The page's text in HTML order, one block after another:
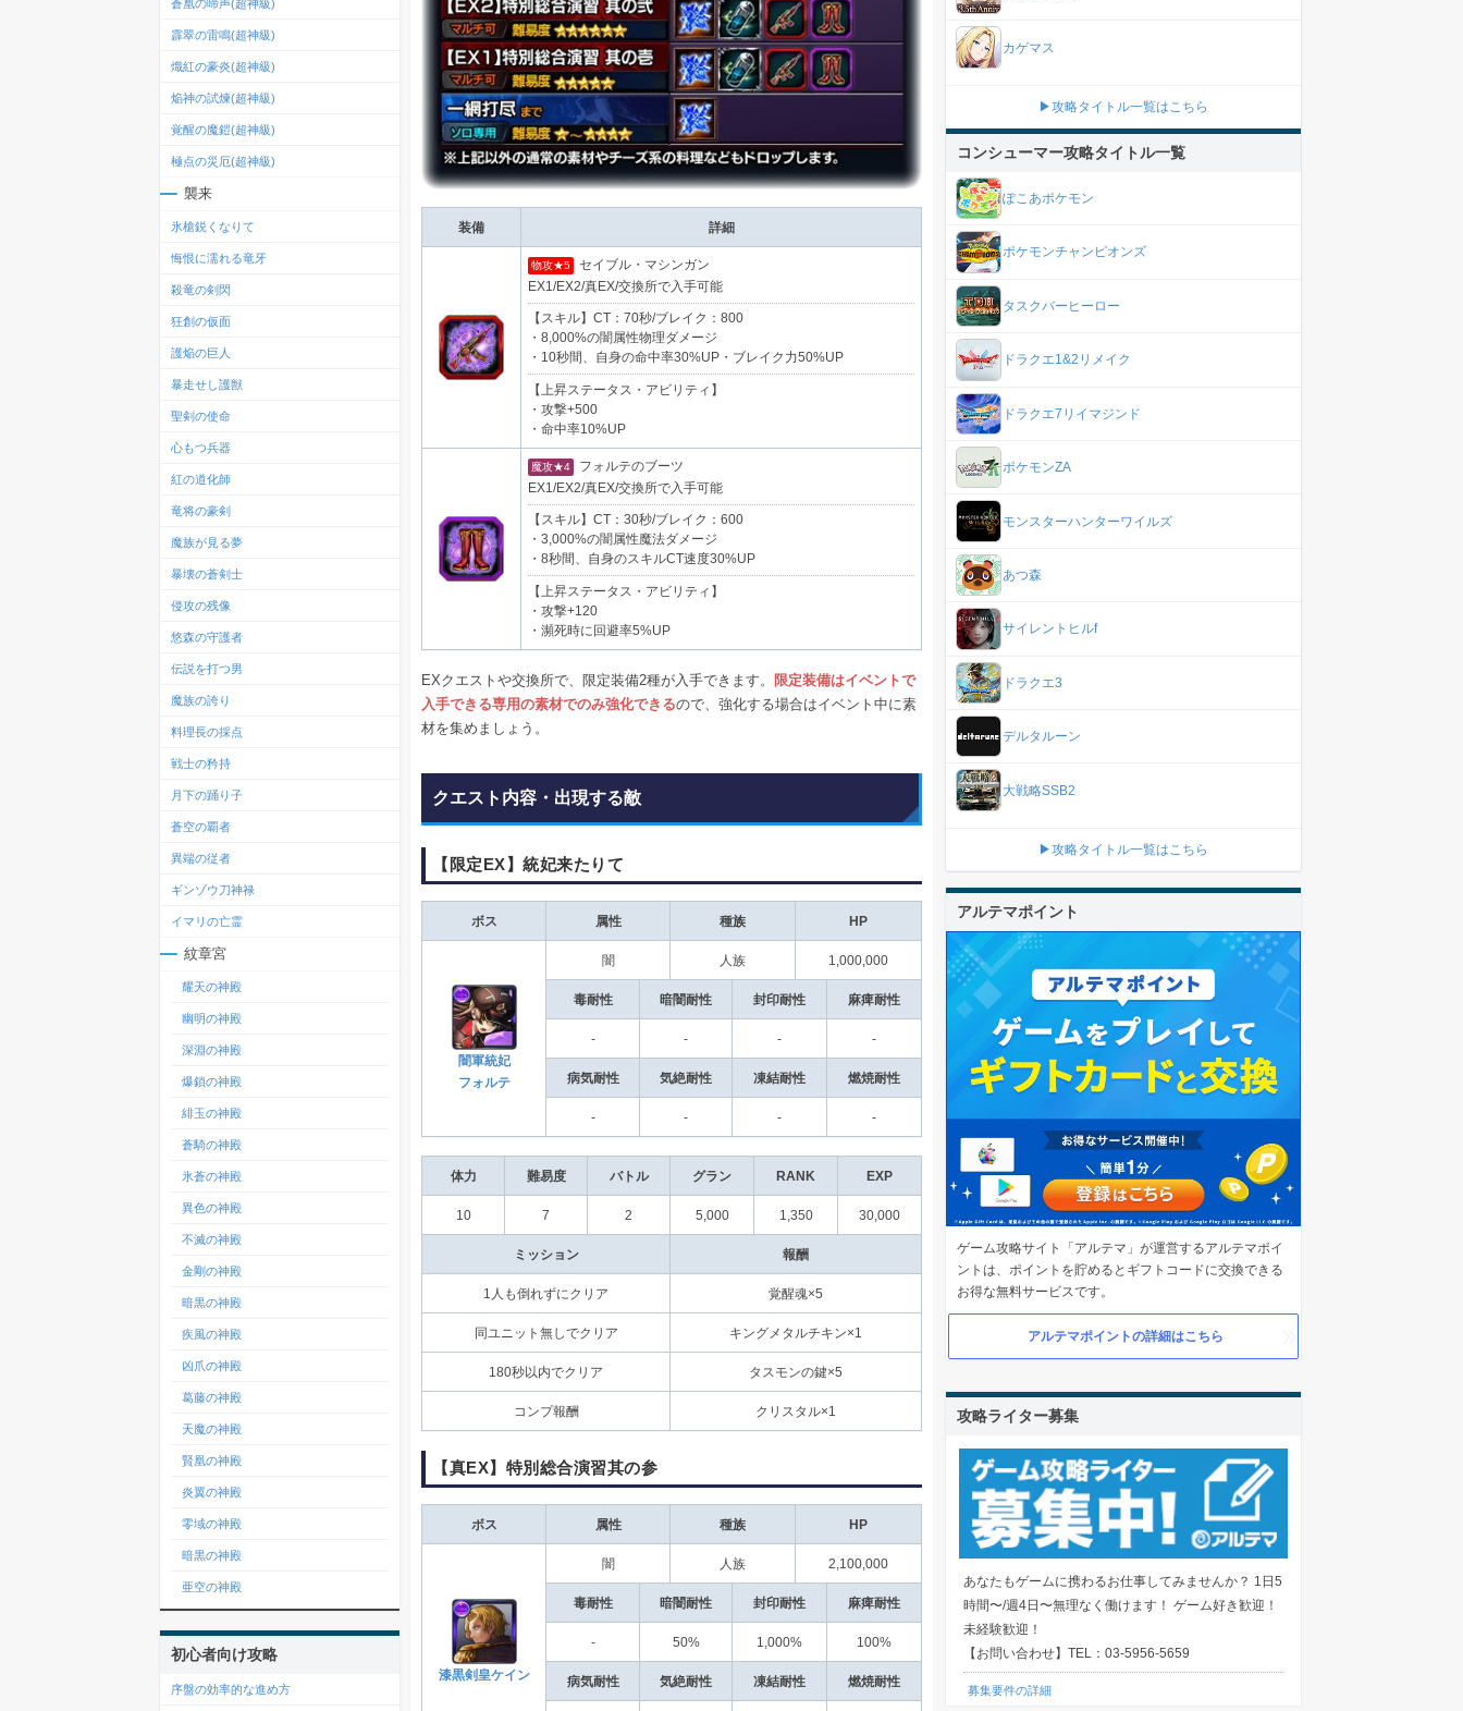
装備 詳細
物攻★5
セイブル・マシンガン
EX1/EX2/真EX/交換所で入手可能
【スキル】CT：70秒/ブレイク：800
・8,000%の闇属性物理ダメージ
・10秒間、自身の命中率30%UP・ブレイク力50%UP
【上昇ステータス・アビリティ】
・攻撃+500
・命中率10%UP
魔攻★4
フォルテのブーツ
EX1/EX2/真EX/交換所で入手可能
【スキル】CT：30秒/ブレイク：600
・3,000%の闇属性魔法ダメージ
・8秒間、自身のスキルCT速度30%UP
【上昇ステータス・アビリティ】
・攻撃+120
・瀕死時に回避率5%UP
EXクエストや交換所で、限定装備2種が入手できます。
限定装備はイベントで
入手できる専用の素材でのみ強化できるので、強化する場合はイベント中に素
材を集めましょう。
クエスト内容・出現する敵
【限定EX】統妃来たりて
ボス 属性 種族 HP
闇軍統妃
フォルテ
闇 人族 1,000,000
毒耐性 暗闇耐性 封印耐性 麻痺耐性
- - - -
病気耐性 気絶耐性 凍結耐性 燃焼耐性
- - - -
体力 難易度 バトル グラン RANK EXP
10 7 2 5,000 1,350 30,000
ミッション 報酬
1人も倒れずにクリア 覚醒魂×5
同ユニット無しでクリア キングメタルチキン×1
180秒以内でクリア タスモンの鍵×5
コンプ報酬 クリスタル×1
【真EX】特別総合演習其の参
ボス 属性 種族 HP
漆黒剣皇ケイン
闇 人族 2,100,000
毒耐性 暗闇耐性 封印耐性 麻痺耐性
- 50% 1,000% 100%
病気耐性 気絶耐性 凍結耐性 燃焼耐性
蒼凰の啼声(超神級)
霹翠の雷鳴(超神級)
熾紅の豪炎(超神級)
焔神の試煉(超神級)
覚醒の魔鎧(超神級)
極点の災厄(超神級)
襲来
氷槍鋭くなりて
悔恨に濡れる竜牙
殺竜の剣閃
狂創の仮面
護焔の巨人
暴走せし護獣
聖剣の使命
心もつ兵器
紅の道化師
竜将の豪剣
魔族が見る夢
暴壊の蒼剣士
侵攻の残像
悠森の守護者
伝説を打つ男
魔族の誇り
料理長の採点
戦士の矜持
月下の踊り子
蒼空の覇者
異端の従者
ギンゾウ刀神禄
イマリの亡霊
紋章宮
耀天の神殿
幽明の神殿
深淵の神殿
爆鎖の神殿
緋玉の神殿
蒼騎の神殿
氷蒼の神殿
異色の神殿
不滅の神殿
金剛の神殿
暗黒の神殿
疾風の神殿
凶爪の神殿
葛藤の神殿
天魔の神殿
賢凰の神殿
炎翼の神殿
零域の神殿
暗黒の神殿
亜空の神殿
初心者向け攻略
序盤の効率的な進め方
カゲマス
▶攻略タイトル一覧はこちら
コンシューマー攻略タイトル一覧
ぽこあポケモン
ポケモンチャンピオンズ
タスクバーヒーロー
ドラクエ1&2リメイク
ドラクエ7リイマジンド
ポケモンZA
モンスターハンターワイルズ
あつ森
サイレントヒルf
ドラクエ3
デルタルーン
大戦略SSB2
▶攻略タイトル一覧はこちら
アルテマポイント
ゲーム攻略サイト「アルテマ」が運営するアルテマポイ
ントは、ポイントを貯めるとギフトコードに交換できる
お得な無料サービスです。
アルテマポイントの詳細はこちら
攻略ライター募集
あなたもゲームに携わるお仕事してみませんか？ 1日5
時間〜/週4日〜無理なく働けます！ ゲーム好き歓迎！
未経験歓迎！
【お問い合わせ】TEL：03-5956-5659
募集要件の詳細